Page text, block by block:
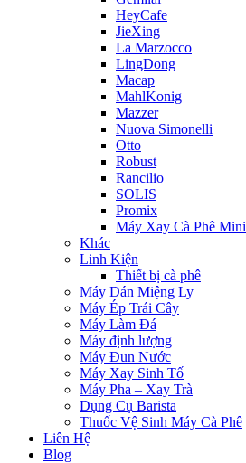
HeyCafe
JieXing
La Marzocco
LingDong
Macap
MahlKonig
Mazzer
Nuova Simonelli
Otto
Robust
Rancilio
SOLIS
Promix
Máy Xay Cà Phê Mini
Khác
Linh Kiện
Thiết bị cà phê
Máy Dán Miệng Ly
Máy Ép Trái Cây
Máy Làm Đá
Máy định lượng
Máy Đun Nước
Máy Xay Sinh Tố
Máy Pha – Xay Trà
Dụng Cụ Barista
Thuốc Vệ Sinh Máy Cà Phê
Liên Hệ
Blog